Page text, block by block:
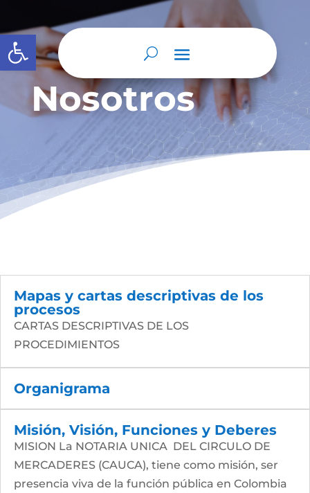
Abrir barra de herramientas
Nosotros
Mapas y cartas descriptivas de los
procesos
CARTAS DESCRIPTIVAS DE LOS
PROCEDIMIENTOS
Organigrama
Misión, Visión, Funciones y Deberes
MISION La NOTARIA UNICA DEL CIRCULO DE
MERCADERES (CAUCA), tiene como misión, ser
presencia viva de la función pública en Colombia